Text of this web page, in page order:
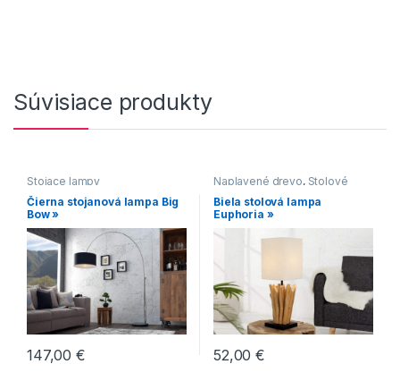
Súvisiace produkty
Stojace lampy
Čierna stojanová lampa Big
Bow »
147,00€
Naplavené drevo, Stolové
lampy
Biela stolová lampa
Euphoria »
52,00€